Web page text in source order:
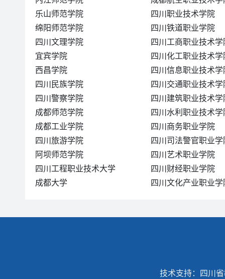
乐山师范学院
四川职业技术学院
绵阳师范学院
四川铁道职业学院
四川文理学院
四川工商职业技术
宜宾学院
四川化工职业技术
西昌学院
四川信息职业技术
四川民族学院
四川交通职业技术
四川警察学院
四川建筑职业技术
成都师范学院
四川水利职业技术
成都工业学院
四川商务职业学院
四川旅游学院
四川司法警官职业
阿坝师范学院
四川艺术职业学院
四川工程职业技术大学
四川财经职业学院
成都大学
四川文化产业职业
技术支持：四川